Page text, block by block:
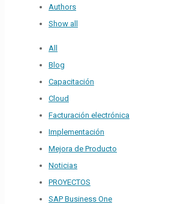
Authors
Show all
All
Blog
Capacitación
Cloud
Facturación electrónica
Implementación
Mejora de Producto
Noticias
PROYECTOS
SAP Business One